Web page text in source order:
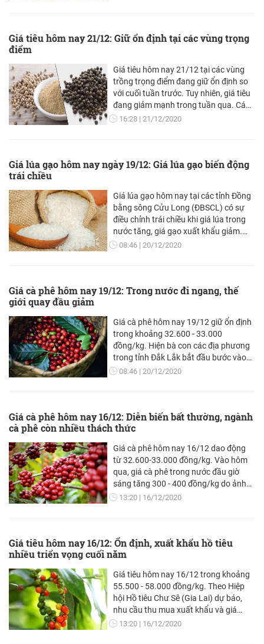
Giá tiêu hôm nay 21/12: Giữ ổn định tại các vùng trọng
điểm
Giá tiêu hôm nay 21/12 tại các vùng
trồng trọng điểm đang giữ ổn định so
với cuối tuần trước. Tuy nhiên, giá tiêu
đang giảm mạnh trong tuần qua. Các
chuyên gia dự báo, vẫn có những nhận
16:28 21/12/2020
Giá lúa gạo hôm nay ngày 19/12: Giá lúa gạo biến động
trái chiều
Giá lúa gạo hôm nay tại các tỉnh Đồng
bằng sông Cửu Long (ĐBSCL) có sự
điều chỉnh trái chiều khi giá lúa trong
nước tăng, giá gạo xuất khẩu giảm.
Thị trường giao dịch ổn định.
08:46 20/12/2020
Giá cà phê hôm nay 19/12: Trong nước đi ngang, thế
giới quay đầu giảm
Giá cà phê hôm nay 19/12 giữ ổn định
trong khoảng 32.600 - 33.000
đồng/kg. Hiện bà con các địa phương
trong tỉnh Đắk Lắk bắt đầu bước vào
thu hoạch rộ. So với niên vụ trước thì
08:46 20/12/2020
Giá cà phê hôm nay 16/12: Diễn biến bất thường, ngành
cà phê còn nhiều thách thức
Giá cà phê hôm nay 16/12 dao động
từ 32.600-33.000 đồng/kg. Vào hôm
qua, giá cà phê trong nước đầu giờ
sáng tăng 300 - 400 đồng/kg do ảnh
hưởng của thị trường thế giới. Càng về
13:20 16/12/2020
Giá tiêu hôm nay 16/12: Ổn định, xuất khẩu hồ tiêu
nhiều triển vọng cuối năm
Giá tiêu hôm nay 16/12 trong khoảng
55.500 - 58.000 đồng/kg. Theo Hiệp
hội Hồ tiêu Chư Sê (Gia Lai) dự báo,
nhu cầu thu mua xuất khẩu và giá
xuất khẩu tăng, sẽ có thêm những tác
13:20 16/12/2020